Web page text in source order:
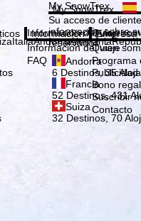
My SnowTrex
My SnowTrex
Su acceso de
información sobre
reservados.
ItaliaAndorraAlemania
Andorra
6 Destinos, 35
Francia
52 Destinos, 431
Suiza
32 Destinos, 70
Información
Información del viaje
Información del viaje
FAQ
Empresa
Quien
Quien
Programa
Bono
Suscribir
Contacto